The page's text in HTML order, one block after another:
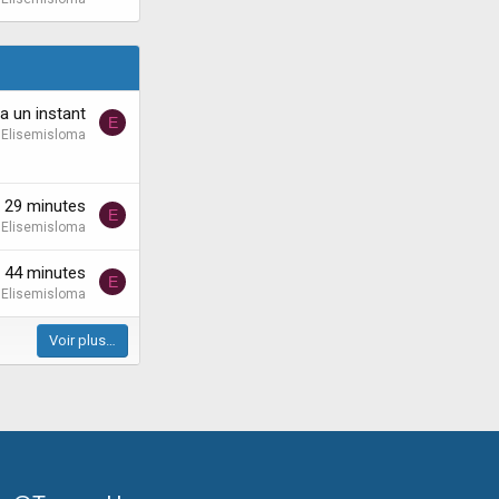
un instant
Elisemisloma
E
29 minutes
Elisemisloma
E
44 minutes
Elisemisloma
E
Voir plus…